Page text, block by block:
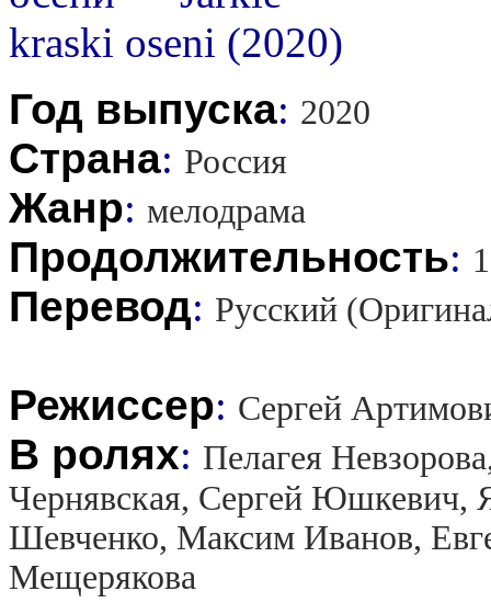
Год выпуска: 2020
Страна: Россия
Жанр: мелодрама
Продолжительность:
Перевод: Русский
Режиссер: Сергей
В ролях: Пелагея
Чернявская, Сергей Юшкевич,
Шевченко, Максим Иванов,
Мещерякова